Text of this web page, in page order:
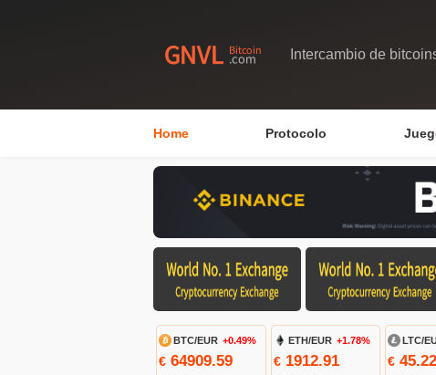
Intercambio de
Home Protocolo
BTC/EUR +0.49%
€ 64909.59
ETH/EUR +1.78%
€1912.91
LTC/
€45.22